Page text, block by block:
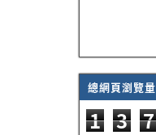
總網頁瀏覽量
1 3 7